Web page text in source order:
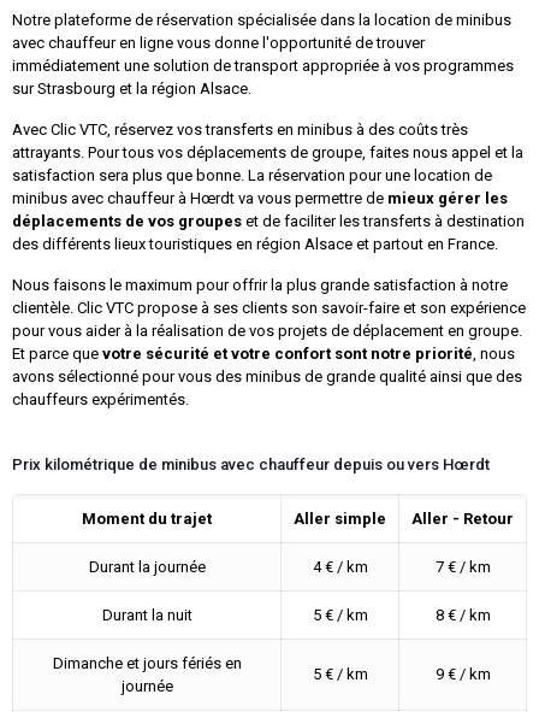
Notre plateforme de réservation spécialisée dans la location de minibus
avec chauffeur en ligne vous donne l'opportunité de trouver
immédiatement une solution de transport appropriée à vos programmes
sur Strasbourg et la région Alsace.
Avec Clic VTC, réservez vos transferts en minibus à des coûts très
attrayants. Pour tous vos déplacements de groupe, faites nous appel et la
satisfaction sera plus que bonne. La réservation pour une location de
minibus avec chauffeur à Hœrdt va vous permettre de mieux gérer les
déplacements de vos groupes et de faciliter les transferts à destination
des différents lieux touristiques en région Alsace et partout en France.
Nous faisons le maximum pour offrir la plus grande satisfaction à notre
clientèle. Clic VTC propose à ses clients son savoir-faire et son expérience
pour vous aider à la réalisation de vos projets de déplacement en groupe.
Et parce que votre sécurité et votre confort sont notre priorité, nous
avons sélectionné pour vous des minibus de grande qualité ainsi que des
chauffeurs expérimentés.
Prix kilométrique de minibus avec chauffeur depuis ou vers Hœrdt
Moment du trajet Aller simple Aller - Retour
Durant la journée 4 € / km 7 € / km
Durant la nuit 5 € / km 8 € / km
Dimanche et jours fériés en
journée
5 € / km 9 € / km